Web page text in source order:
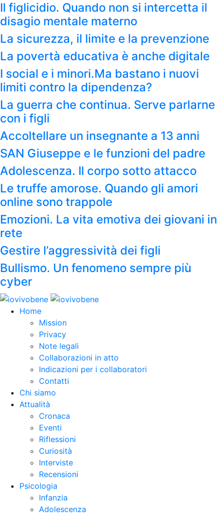
Il figlicidio. Quando non si intercetta il
disagio mentale materno
La sicurezza, il limite e la prevenzione
La povertà educativa è anche digitale
I social e i minori.Ma bastano i nuovi
limiti contro la dipendenza?
La guerra che continua. Serve parlarne
con i figli
Accoltellare un insegnante a 13 anni
SAN Giuseppe e le funzioni del padre
Adolescenza. Il corpo sotto attacco
Le truffe amorose. Quando gli amori
online sono trappole
Emozioni. La vita emotiva dei giovani in
rete
Gestire l’aggressività dei figli
Bullismo. Un fenomeno sempre più
cyber
Home
Mission
Privacy
Note legali
Collaborazioni in atto
Indicazioni per i collaboratori
Contatti
Chi siamo
Attualità
Cronaca
Eventi
Riflessioni
Curiosità
Interviste
Recensioni
Psicologia
Infanzia
Adolescenza